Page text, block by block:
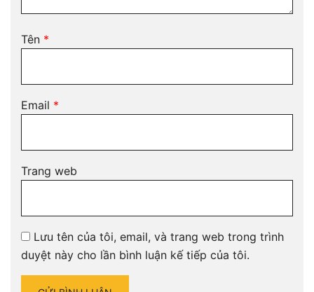
Tên *
Email *
Trang web
Lưu tên của tôi, email, và trang web trong trình
duyệt này cho lần bình luận kế tiếp của tôi.